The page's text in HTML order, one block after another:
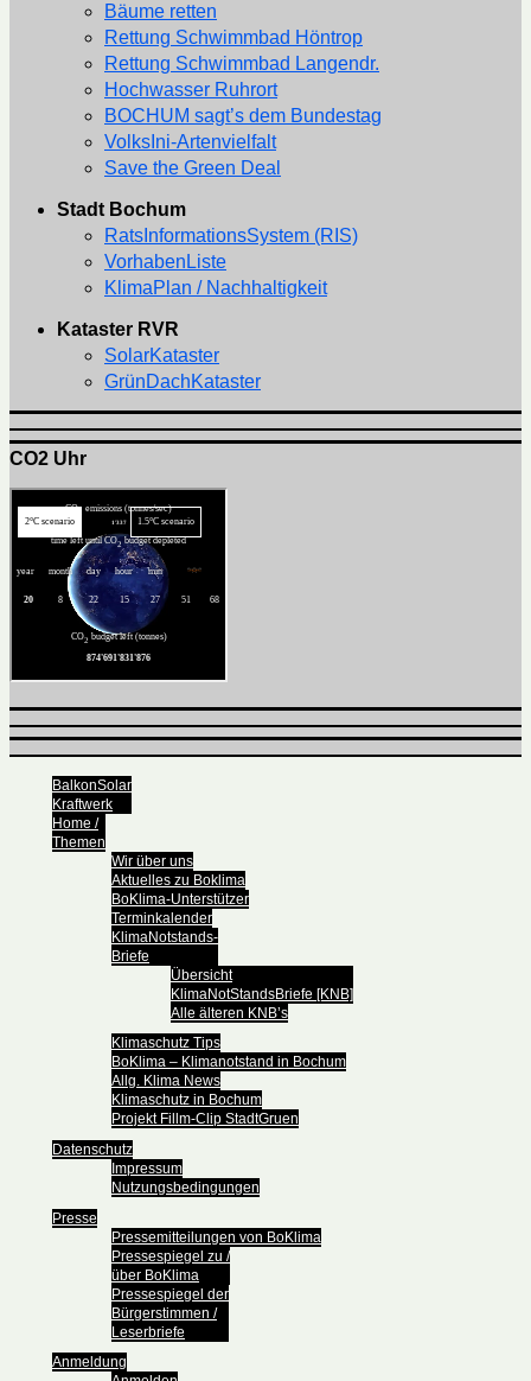
Bäume retten
Rettung Schwimmbad Höntrop
Rettung Schwimmbad Langendr.
Hochwasser Ruhrort
BOCHUM sagt’s dem Bundestag
VolksIni-Artenvielfalt
Save the Green Deal
Stadt Bochum
RatsInformationsSystem (RIS)
VorhabenListe
KlimaPlan / Nachhaltigkeit
Kataster RVR
SolarKataster
GrünDachKataster
CO2 Uhr
BalkonSolar
Kraftwerk
Home /
Themen
Wir über uns
Aktuelles zu Boklima
BoKlima-Unterstützer
Terminkalender
KlimaNotstands-
Briefe
Übersicht
KlimaNotStandsBriefe [KNB]
Alle älteren KNB’s
Klimaschutz Tips
BoKlima – Klimanotstand in Bochum
Allg. Klima News
Klimaschutz in Bochum
Projekt Fillm-Clip StadtGruen
Datenschutz
Impressum
Nutzungsbedingungen
Presse
Pressemitteilungen von BoKlima
Pressespiegel zu /
über BoKlima
Pressespiegel der
Bürgerstimmen /
Leserbriefe
Anmeldung